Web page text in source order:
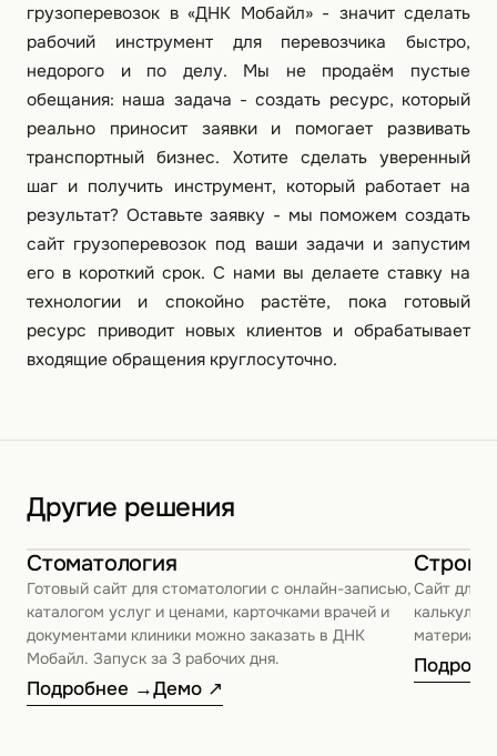
грузоперевозок в «ДНК Мобайл» - значит сделать
рабочий инструмент для перевозчика быстро,
недорого и по делу. Мы не продаём пустые
обещания: наша задача - создать ресурс, который
реально приносит заявки и помогает развивать
транспортный бизнес. Хотите сделать уверенный
шаг и получить инструмент, который работает на
результат? Оставьте заявку - мы поможем создать
сайт грузоперевозок под ваши задачи и запустим
его в короткий срок. С нами вы делаете ставку на
технологии и спокойно растёте, пока готовый
ресурс приводит новых клиентов и обрабатывает
входящие обращения круглосуточно.
Другие решения
Стоматология
Готовый сайт для стоматологии с онлайн-записью,
каталогом услуг и ценами, карточками врачей и
документами клиники можно заказать в ДНК
Мобайл. Запуск за 3 рабочих дня.
Подробнее →Демо ↗
Сайт для